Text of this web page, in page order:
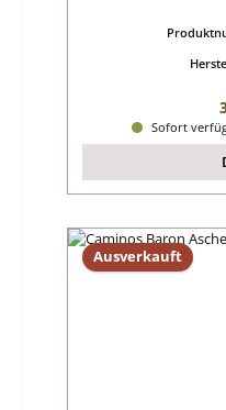
Sofort
Ausverkauft